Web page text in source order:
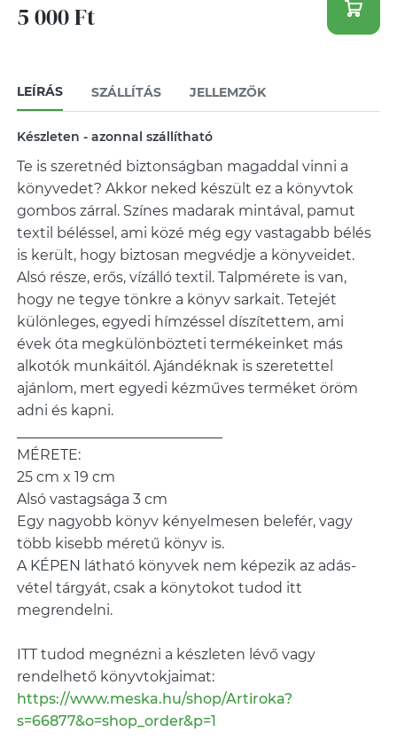
5 000 Ft
LEÍRÁS SZÁLLÍTÁS JELLEMZŐK
Készleten - azonnal szállítható
Te is szeretnéd biztonságban magaddal vinni a
könyvedet? Akkor neked készült ez a könyvtok
gombos zárral. Színes madarak mintával, pamut
textil béléssel, ami közé még egy vastagabb bélés
is került, hogy biztosan megvédje a könyveidet.
Alsó része, erős, vízálló textil. Talpmérete is van,
hogy ne tegye tönkre a könyv sarkait. Tetejét
különleges, egyedi hímzéssel díszítettem, ami
évek óta megkülönbözteti termékeinket más
alkotók munkáitól. Ajándéknak is szeretettel
ajánlom, mert egyedi kézműves terméket öröm
adni és kapni.
MÉRETE:
25 cm x 19 cm
Alsó vastagsága 3 cm
Egy nagyobb könyv kényelmesen belefér, vagy
több kisebb méretű könyv is.
A KÉPEN látható könyvek nem képezik az adás-
vétel tárgyát, csak a könytokot tudod itt
megrendelni.
ITT tudod megnézni a készleten lévő vagy
rendelhető könyvtokjaimat:
https://www.meska.hu/shop/Artiroka?
s=66877&o=shop_order&p=1